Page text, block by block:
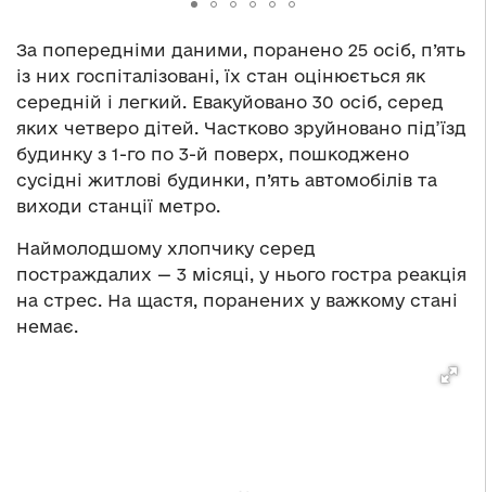
За попередніми даними, поранено 25 осіб, п’ять
із них госпіталізовані, їх стан оцінюється як
середній і легкий. Евакуйовано 30 осіб, серед
яких четверо дітей. Частково зруйновано під’їзд
будинку з 1-го по 3-й поверх, пошкоджено
сусідні житлові будинки, п’ять автомобілів та
виходи станції метро.
Наймолодшому хлопчику серед
постраждалих — 3 місяці, у нього гостра реакція
на стрес. На щастя, поранених у важкому стані
немає.